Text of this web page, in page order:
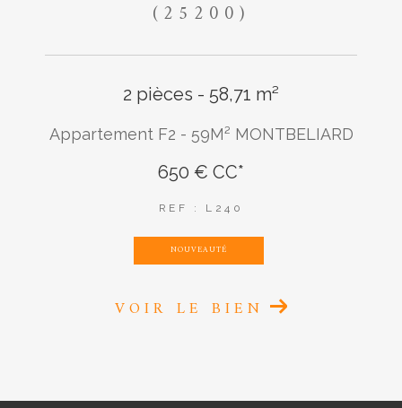
(25200)
2 pièces - 58,71 m²
Appartement F2 - 59M² MONTBELIARD
650 € CC*
REF : L240
NOUVEAUTÉ
VOIR LE BIEN